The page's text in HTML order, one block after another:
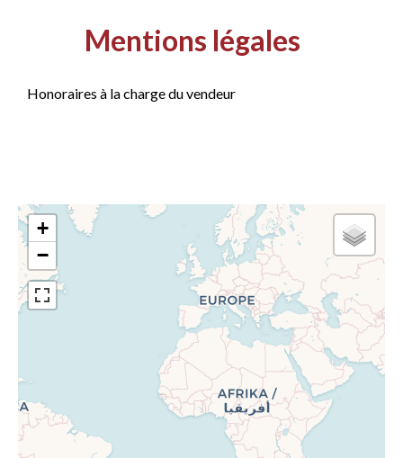
Mentions légales
Honoraires à la charge du vendeur
+
−